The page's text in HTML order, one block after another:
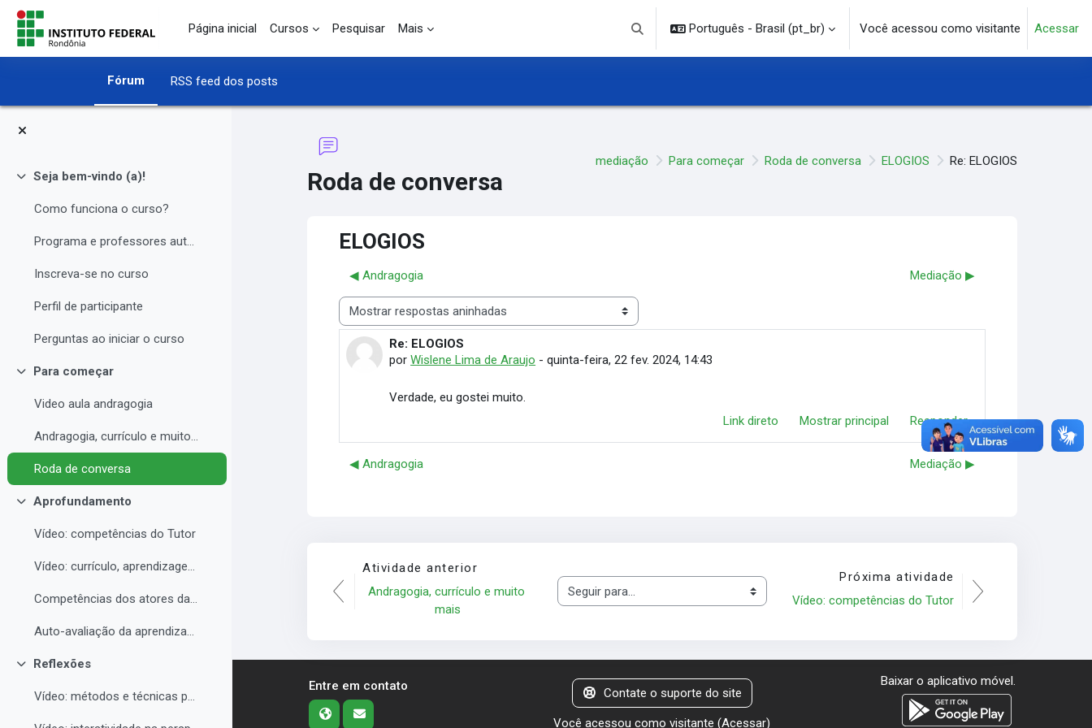
Ir para o conteúdo principal
Página inicial
Cursos Pesquisar Mais
Alternar entrada de pesquisa
Português - Brasil ‎(pt_br)‎ Você acessou como visitante Acessar
Fórum RSS feed dos posts
Contrair
Seja bem-vindo (a)!
Como funciona o curso?
Programa e professores autores
Inscreva-se no curso
Perfil de participante
Perguntas ao iniciar o curso
Contrair
Para começar
Video aula andragogia
Andragogia, currículo e muito mais
Roda de conversa
Contrair
Aprofundamento
Vídeo: competências do Tutor
Vídeo: currículo, aprendizagem e docência para EAD
Competências dos atores da educação a distância professor, tutor e aluno
Auto-avaliação da aprendizagem
Contrair
Reflexões
Vídeo: métodos e técnicas para EAD
Roda de conversa
mediação Para começar Roda de conversa ELOGIOS Re: ELOGIOS
ELOGIOS
◀︎ Andragogia Mediação ▶︎
Modo de visualização
Re: ELOGIOS
porWislene Lima de Araujo -quinta-feira, 22 fev. 2024, 14:43
Número de respostas: 0
Verdade, eu gostei muito.
Link direto
Mostrar principal Responder
◀︎ Andragogia Mediação ▶︎
Atividade anterior
Andragogia, currículo e muito
mais
Seguir para...
Próxima atividade
Vídeo: competências do Tutor
Entre em contato Contate o suporte do site
Você acessou como visitante (Acessar)
Baixar o aplicativo móvel.